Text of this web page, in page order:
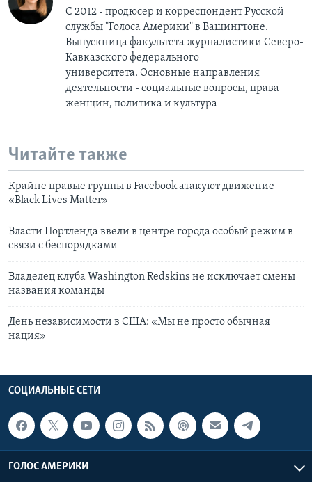
С 2012 - продюсер и корреспондент Русской
службы "Голоса Америки" в Вашингтоне.
Выпускница факультета журналистики Северо-
Кавказского федерального
университета. Основные направления
деятельности - социальные вопросы, права
женщин, политика и культура
Читайте также
Крайне правые группы в Facebook атакуют движение
«Black Lives Matter»
Власти Портленда ввели в центре города особый режим в
связи с беспорядками
Владелец клуба Washington Redskins не исключает смены
названия команды
День независимости в США: «Мы не просто обычная
нация»
СОЦИАЛЬНЫЕ СЕТИ
ГОЛОС АМЕРИКИ